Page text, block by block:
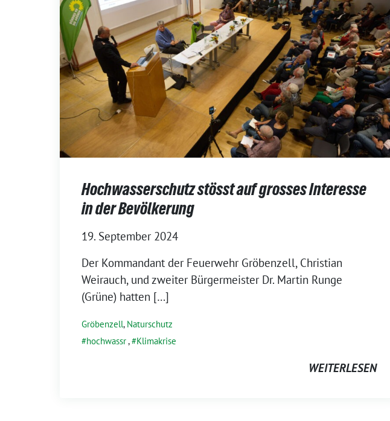
Hochwasserschutz stösst auf grosses Interesse
in der Bevölkerung
19. September 2024
Der Kommandant der Feuerwehr Gröbenzell, Christian
Weirauch, und zweiter Bürgermeister Dr. Martin Runge
(Grüne) hatten […]
Gröbenzell, Naturschutz
hochwassr, Klimakrise
WEITERLESEN